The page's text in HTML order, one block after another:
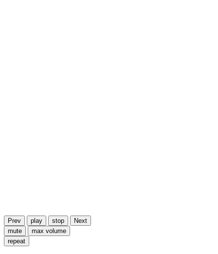
Prev play stop
Next
mute
max volume
repeat